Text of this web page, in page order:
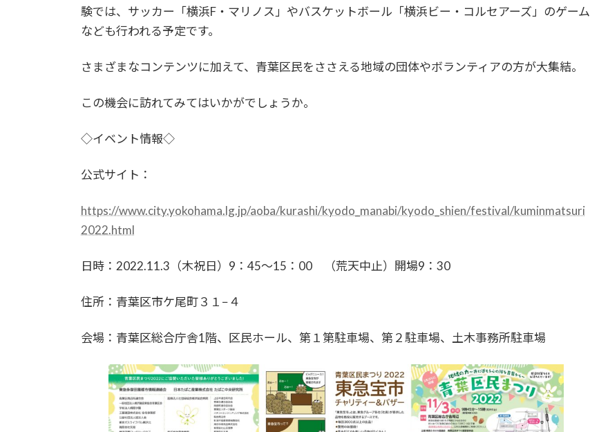
験では、サッカー「横浜F・マリノス」やバスケットボール「横浜ビー・コルセアーズ」のゲーム
なども行われる予定です。
さまざまなコンテンツに加えて、青葉区民をささえる地域の団体やボランティアの方が大集結。
この機会に訪れてみてはいかがでしょうか。
◇イベント情報◇
公式サイト：
https://www.city.yokohama.lg.jp/aoba/kurashi/kyodo_manabi/kyodo_shien/festival/kuminmatsuri
2022.html
日時：2022.11.3（木祝日）9：45～15：00 （荒天中止）開場9：30
住所：青葉区市ケ尾町３１−４
会場：青葉区総合庁舎1階、区民ホール、第１第駐車場、第２駐車場、土木事務所駐車場